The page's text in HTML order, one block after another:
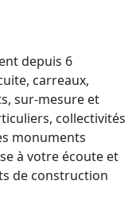
depuis 6
carreaux,
sur-mesure et
collectivités
monuments
à votre écoute et
de construction